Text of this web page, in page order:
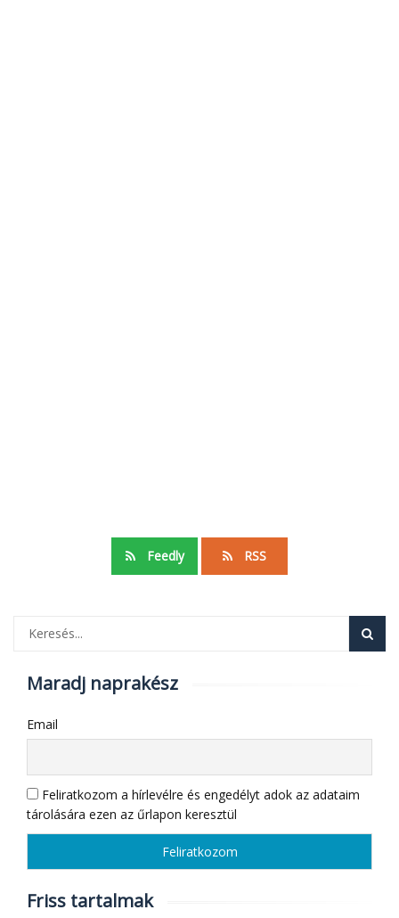
Feedly RSS
Maradj naprakész
Email
Feliratkozom a hírlevélre és engedélyt adok az adataim
tárolására ezen az űrlapon keresztül
Friss tartalmak